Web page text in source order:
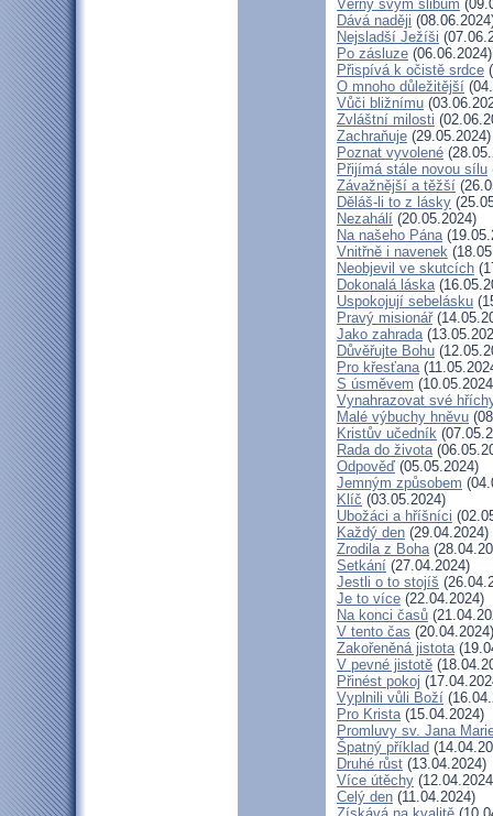
Věrný svým slibům
Dává naději
Nejsladší Ježíši
Po zásluze (06.06.2024)
Přispívá k očistě srdce
O mnoho důležitější
Vůči bližnímu
Zvláštní milosti
Zachraňuje (29.05.2024)
Poznat vyvolené
Přijímá stále novou sílu
Závažnější a těžší
Děláš-li to z lásky
Nezahálí (20.05.2024)
Na našeho Pána
Vnitřně i navenek
Neobjevil ve skutcích
Dokonalá láska
Uspokojují sebelásku
Pravý misionář
Jako zahrada
Důvěřujte Bohu
Pro křesťana
S úsměvem
Vynahrazovat své
Malé výbuchy hněvu
Kristův učedník
Rada do života
Odpověď (05.05.2024)
Jemným způsobem
Klíč (03.05.2024)
Ubožáci a hříšníci
Každý den (29.04.2024)
Zrodila z Boha
Setkání (27.04.2024)
Jestli o to stojíš
Je to více (22.04.2024)
Na konci časů
V tento čas (20.04.2024)
Zakořeněná jistota
V pevné jistotě
Přinést pokoj
Vyplnili vůli Boží
Pro Krista(15.04.2024)
Promluvy sv. Jana
Špatný příklad
Druhé růst (13.04.2024)
Více útěchy
Celý den (11.04.2024)